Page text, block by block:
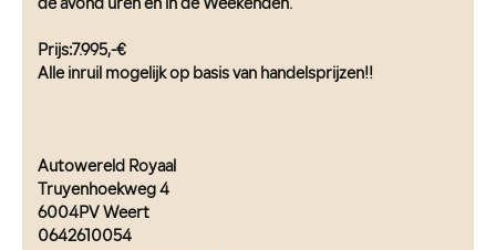
de avond uren en in de Weekenden.
Prijs:7.995,-€
Alle inruil mogelijk op basis van handelsprijzen!!
Autowereld Royaal
Truyenhoekweg 4
6004PV Weert
0642610054